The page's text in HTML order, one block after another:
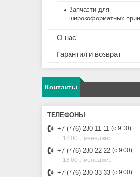
Запчасти для
широкоформатных
О нас
Гарантия и возврат
Контакты
+7 (776) 280-11-11 с 9.00
18.00，менеджер
+7 (776) 280-22-22 с 9.00
18.00，менеджер
+7 (776) 280-33-33 с 9.00